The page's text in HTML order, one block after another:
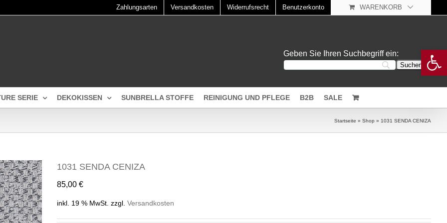
Zahlungsarten Versandkosten Widerrufsrecht Benutzerkonto WARENKORB
Geben Sie Ihren Suchbegriff ein:
SERIE DEKOKISSEN SUNBRELLA STOFFE REINIGUNG UND PFLEGE B2B SALE
Startseite » Shop » 1031 SENDA CENIZA
1031 SENDA CENIZA
85,00 €
inkl. 19 % MwSt. zzgl. Versandkosten